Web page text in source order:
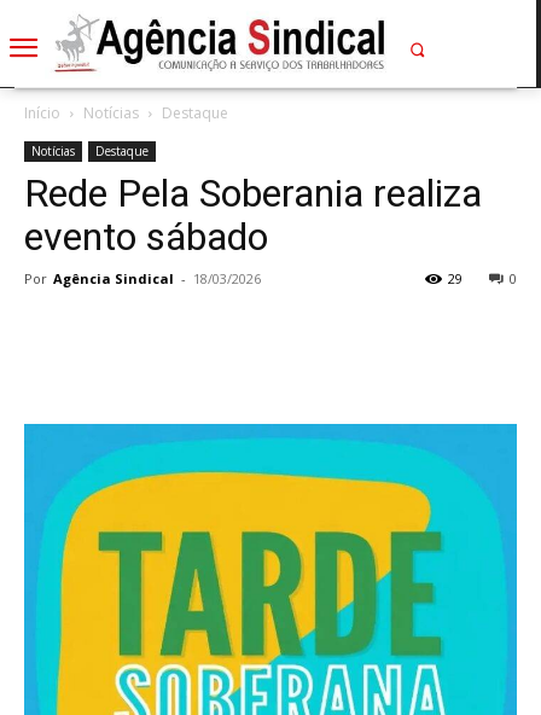
Início Notícias Destaque
Notícias Destaque
Rede Pela Soberania realiza
evento sábado
Por Agência Sindical - 18/03/2026 0
29